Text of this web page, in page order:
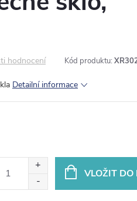
hodnocení Kód produktu:
Detailní informace
VLOŽIT DO